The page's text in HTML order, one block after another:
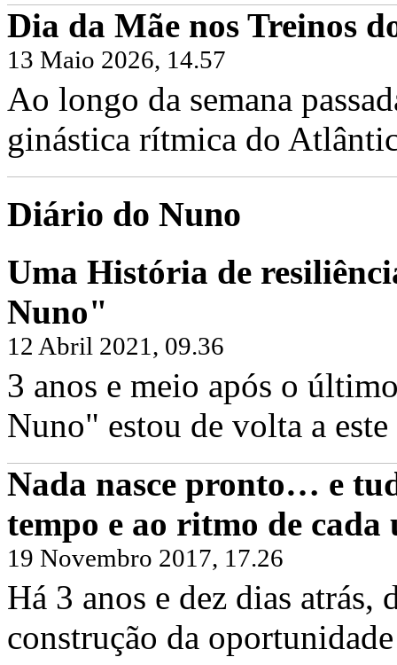
Dia da Mãe nos Treinos
13 Maio 2026, 14.57
Ao longo da semana
ginástica rítmica do
Diário do Nuno
Uma História de
Nuno"
12 Abril 2021, 09.36
3 anos e meio após o
Nuno" estou de volta a este
Nada nasce pronto… e
tempo e ao ritmo de cada
19 Novembro 2017, 17.26
Há 3 anos e dez dias atrás,
construção da